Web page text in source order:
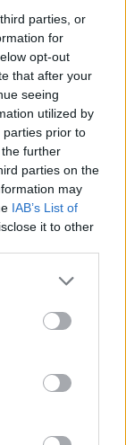
parties, or
for
opt-out
that after your
seeing
utilized by
parties prior to
further
parties on the
may
IAB’s List of
it to other
Sánchez!